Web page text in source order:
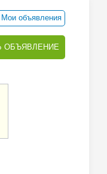
Мои объявления
ОБЪЯВЛЕНИЕ